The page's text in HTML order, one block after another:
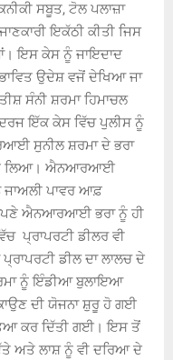
ਸਬੂਤ, ਟੋਲ ਪਲਾਜ਼ਾ
ਇਕੱਠੀ ਕੀਤੀ ਜਿਸ
ਇਸ ਕੇਸ ਨੂੰ ਜਾਇਦਾਦ
ਉਦੇਸ਼ ਵਜੋਂ ਦੇਖਿਆ ਜਾ
ਸੰਨੀ ਸ਼ਰਮਾ ਹਿਮਾਚਲ
ਇੱਕ ਕੇਸ ਵਿੱਚ ਪੁਲੀਸ ਨੂੰ
ਸੁਨੀਲ ਸ਼ਰਮਾ ਦੇ ਭਰਾ
ਲਿਆ। ਐਨਆਰਆਈ
ਜਾਅਲੀ ਪਾਵਰ ਆਫ਼
ਐਨਆਰਆਈ ਭਰਾ ਨੂੰ ਹੀ
ਪ੍ਰਾਪਰਟੀ ਡੀਲਰ ਵੀ
ਡੀਲ ਦਾ ਲਾਲਚ ਦੇ
ਨੂੰ ਇੰਡੀਆ ਬੁਲਾਇਆ
ਦੀ ਯੋਜਨਾ ਸ਼ੁਰੂ ਹੋ ਗਈ
ਕਰ ਦਿੱਤੀ ਗਈ। ਇਸ ਤੋਂ
ਅਤੇ ਲਾਸ਼ ਨੂੰ ਵੀ ਦਰਿਆ ਦੇ